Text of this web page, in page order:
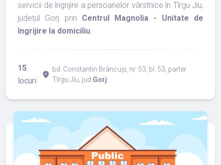
servicii de îngrijire a persoanelor vârstnice în Tîrgu Jiu,
județul Gorj prin Centrul Magnolia - Unitate de
îngrijire la domiciliu.
15
locuri
place
bd. Constantin Brâncuși, nr. 53, bl. 53, parter
Tîrgu Jiu, jud. Gorj